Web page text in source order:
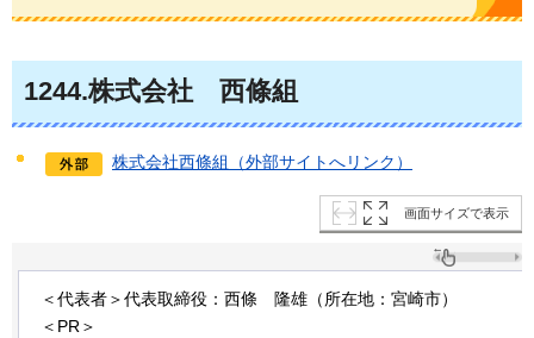
1244.株式会社 西條組
株式会社西條組（外部サイトへリンク）
画面サイズで表示
＜代表者＞代表取締役：西條 隆雄（所在地：宮崎市）
＜PR＞